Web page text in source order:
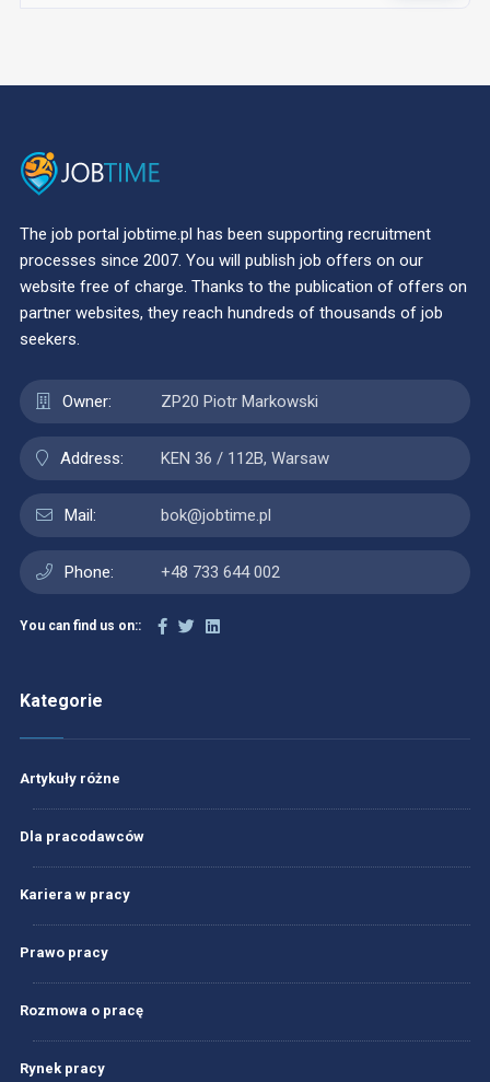
The job portal jobtime.pl has been supporting recruitment
processes since 2007. You will publish job offers on our
website free of charge. Thanks to the publication of offers on
partner websites, they reach hundreds of thousands of job
seekers.
Owner: ZP20 Piotr Markowski
Address: KEN 36 / 112B, Warsaw
Mail: bok@jobtime.pl
Phone: +48 733 644 002
You can find us on::
Kategorie
Artykuły różne
Dla pracodawców
Kariera w pracy
Prawo pracy
Rozmowa o pracę
Rynek pracy